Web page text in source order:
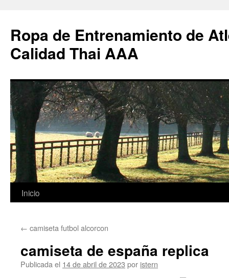
Ropa de Entrenamiento de
Calidad Thai AAA
Saltar
contenido
Inicio
← camiseta futbol alcorcon
camiseta de españa replica
Publicada el 14 de abril de 2023 por istern